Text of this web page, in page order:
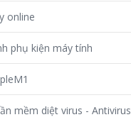
online
phụ kiện máy tính
mềm diệt virus - Antivirus